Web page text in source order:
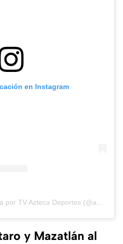
en Instagram
Una publicación compartida por TV Azteca Deportes (@aztecadeportes)
y Mazatlán al